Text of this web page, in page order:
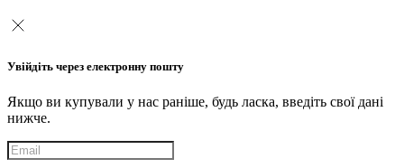
Увійдіть через електронну пошту
Якщо ви купували у нас раніше, будь ласка, введіть свої дані
нижче.